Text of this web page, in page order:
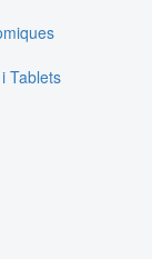
Tablets